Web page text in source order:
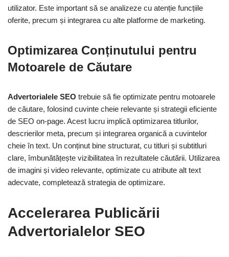
utilizator. Este important să se analizeze cu atenție funcțiile
oferite, precum și integrarea cu alte platforme de marketing.
Optimizarea Conținutului pentru
Motoarele de Căutare
Advertorialele SEO trebuie să fie optimizate pentru motoarele
de căutare, folosind cuvinte cheie relevante și strategii eficiente
de SEO on-page. Acest lucru implică optimizarea titlurilor,
descrierilor meta, precum și integrarea organică a cuvintelor
cheie în text. Un conținut bine structurat, cu titluri și subtitluri
clare, îmbunătățește vizibilitatea în rezultatele căutării. Utilizarea
de imagini și video relevante, optimizate cu atribute alt text
adecvate, completează strategia de optimizare.
Accelerarea Publicării
Advertorialelor SEO